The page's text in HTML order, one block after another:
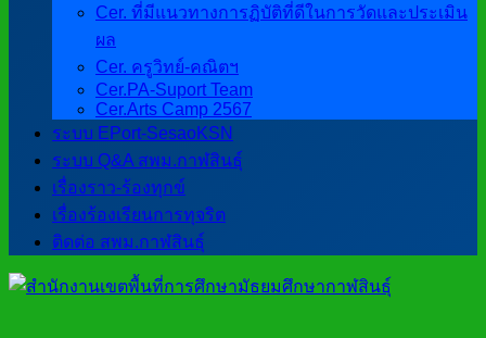
Cer. ที่มีแนวทางการฏิบัติที่ดีในการวัดและประเมิน
ผล
Cer. ครูวิทย์-คณิตฯ
Cer.PA-Suport Team
Cer.Arts Camp 2567
ระบบ EPort-SesaoKSN
ระบบ Q&A สพม.กาฬสินธุ์
เรื่องราว-ร้องทุกข์
เรื่องร้องเรียนการทุจริต
ติดต่อ สพม.กาฬสินธุ์